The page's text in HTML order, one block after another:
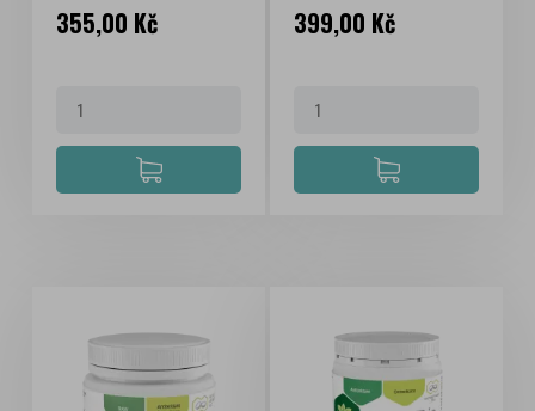
Cena
355,00 Kč Cena
399,00 Kč